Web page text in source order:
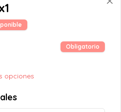
Choco Fruta
relleno con frutilla, platano y
$5.000
Nutella
Obligatorio
opciones